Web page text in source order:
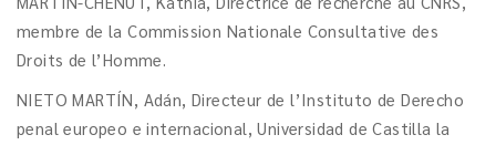
membre de la Commission Nationale Consultative des
Droits de l’Homme.
NIETO MARTÍN, Adán, Directeur de l’Instituto de Derecho
penal europeo e internacional, Universidad de Castilla la